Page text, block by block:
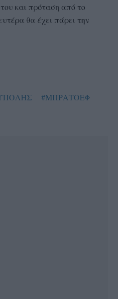
και πρόταση από το
θα έχει πάρει την
#ΜΠΡΑΤΟΕΦ